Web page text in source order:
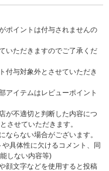
ポイントは付与されませんの
いただきますのでご了承くだ
付与対象外とさせていただき
アイテムはレビューポイント
が不適切と判断した内容につ
させていただきます。
らない場合がございます。
具体性に欠けるコメント、同
しない内容等)
顔文字などを使用すると投稿